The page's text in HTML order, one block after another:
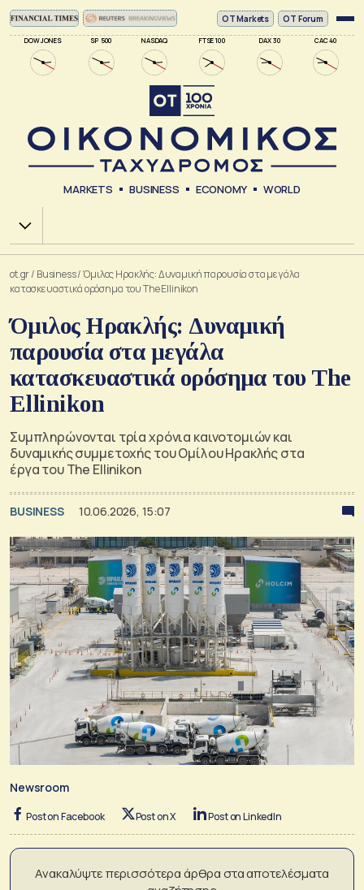
DOW JONES SP 500 NASDAQ FTSE 100 DAX 30 CAC 40
ΟΤ Markets OT Forum
MARKETS BUSINESS ECONOMY WORLD
Χ.Α.
ot.gr/ Business/Όμιλος Ηρακλής: Δυναμική παρουσία στα μεγάλα
κατασκευαστικά ορόσημα του The Ellinikon
Όμιλος Ηρακλής: Δυναμική
παρουσία στα μεγάλα
κατασκευαστικά ορόσημα του The
Ellinikon
Συμπληρώνονται τρία χρόνια καινοτομιών και
δυναμικής συμμετοχής του Ομίλου Ηρακλής στα
έργα του The Ellinikon
BUSINESS 10.06.2026, 15:07
Newsroom
Post on Facebook Post on X Post on LinkedIn
Ανακαλύψτε περισσότερα άρθρα στα αποτελέσματα